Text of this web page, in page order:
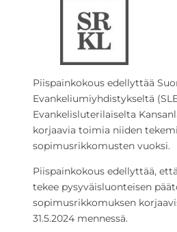
Piispainkokous edellyttää
Evankeliumiyhdistykseltä
Evankelisluterilaiselta
korjaavia toimia niiden
sopimusrikkomusten vuoksi.
Piispainkokous edellyttää,
tekee pysyväisluonteisen
sopimusrikkomuksen
31.5.2024 mennessä.